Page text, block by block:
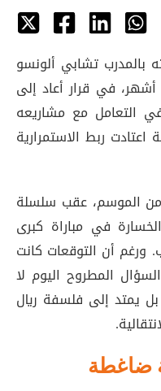
بالمدرب تشابي ألونسو
في قرار أعاد إلى
التعامل مع مشاريعه
ربط الاستمرارية
الموسم، عقب سلسلة
في مباراة كبرى
ورغم أن التوقعات كانت
المطروح اليوم لا
يمتد إلى فلسفة ريال
ضاغطة